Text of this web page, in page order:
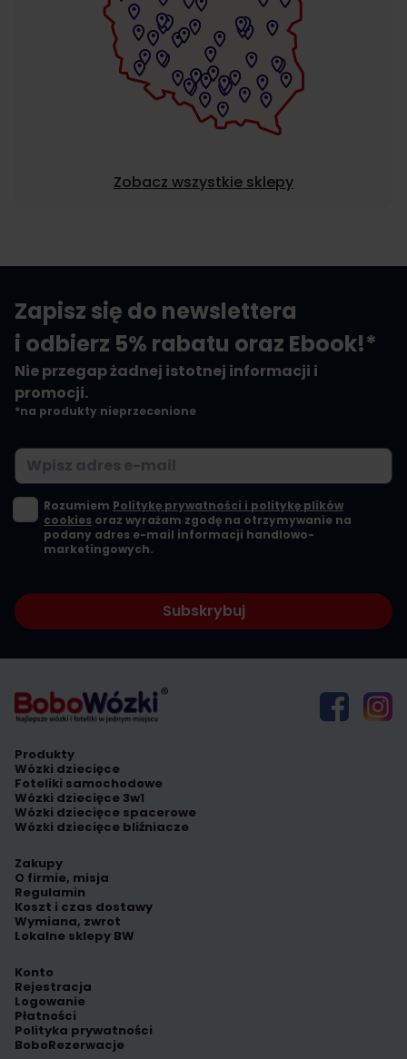
Zobacz wszystkie sklepy
Zapisz się do newslettera
i odbierz 5% rabatu oraz Ebook!*
Nie przegap żadnej istotnej informacji i
promocji.
*na produkty nieprzecenione
Adres e-mail
Rozumiem Politykę prywatności i politykę plików
cookies oraz wyrażam zgodę na otrzymywanie na
podany adres e-mail informacji handlowo-
marketingowych.
Subskrybuj
Produkty
Wózki dziecięce
Foteliki samochodowe
Wózki dziecięce 3w1
Wózki dziecięce spacerowe
Wózki dziecięce bliźniacze
Zakupy
O firmie, misja
Regulamin
Koszt i czas dostawy
Wymiana, zwrot
Lokalne sklepy BW
Konto
Rejestracja
Logowanie
Płatności
Polityka prywatności
BoboRezerwacje